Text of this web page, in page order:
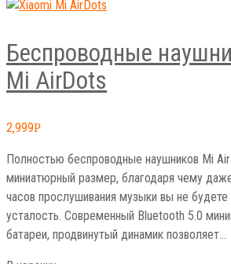
Беспроводные
Mi AirDots
2,999Р
Полностью беспроводные наушников Mi
миниатюрный размер, благодаря чему
часов прослушивания музыки вы не будете
усталость. Современный Bluetooth 5.0
батареи, продвинутый динамик позволяет…